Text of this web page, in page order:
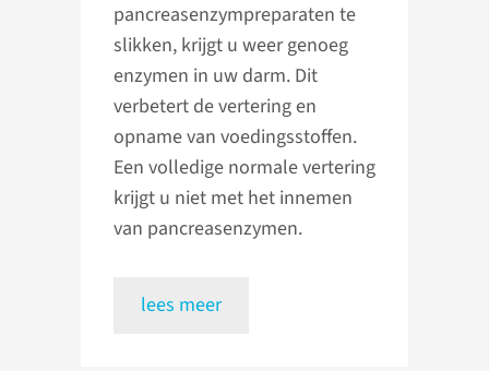
pancreasenzympreparaten te
slikken, krijgt u weer genoeg
enzymen in uw darm. Dit
verbetert de vertering en
opname van voedingsstoffen.
Een volledige normale vertering
krijgt u niet met het innemen
van pancreasenzymen.
lees meer